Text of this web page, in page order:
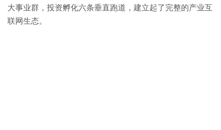
大事业群，投资孵化六条垂直跑道，建立起了完整的产业互
联网生态。